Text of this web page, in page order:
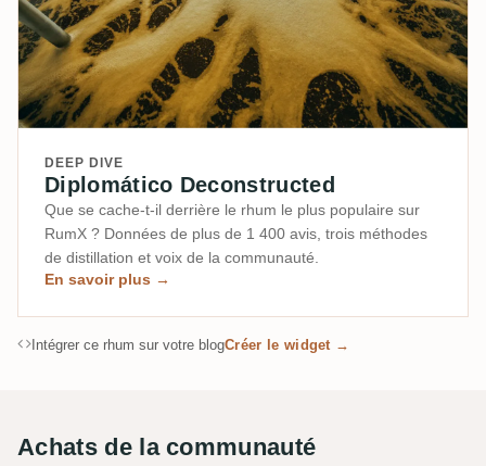
DEEP DIVE
Diplomático Deconstructed
Que se cache-t-il derrière le rhum le plus populaire sur
RumX ? Données de plus de 1 400 avis, trois méthodes
de distillation et voix de la communauté.
En savoir plus →
Intégrer ce rhum sur votre blogCréer le widget →
Achats de la communauté